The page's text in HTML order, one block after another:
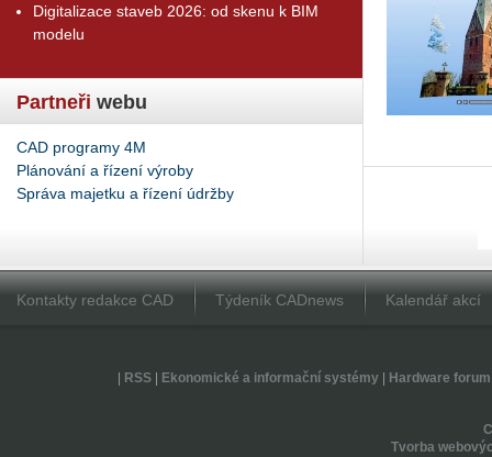
Digitalizace staveb 2026: od skenu k BIM
modelu
Partneři webu
CAD programy 4M
Plánování a řízení výroby
Správa majetku a řízení údržby
Kontakty redakce CAD Týdeník CADnews Kalendář akcí
RSS| Ekonomické a informační systémy| Hardware forum
Tvorba